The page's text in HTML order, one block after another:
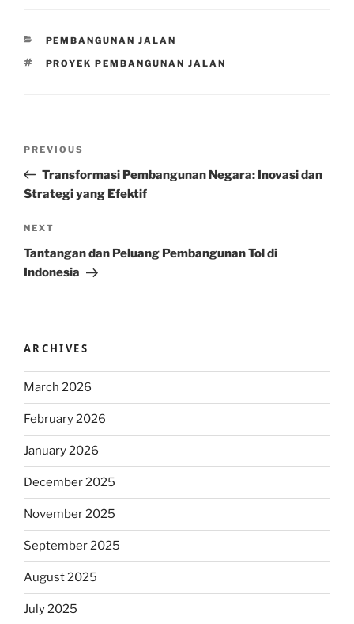
CATEGORIES
PEMBANGUNAN JALAN
TAGS
PROYEK PEMBANGUNAN JALAN
Previous
Post
PREVIOUS
Transformasi Pembangunan Negara: Inovasi dan
Strategi yang Efektif
Next
Post
NEXT
Tantangan dan Peluang Pembangunan Tol di
Indonesia
ARCHIVES
March 2026
February 2026
January 2026
December 2025
November 2025
September 2025
August 2025
July 2025